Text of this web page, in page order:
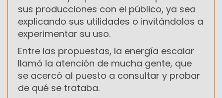
sus producciones con el público, ya sea
explicando sus utilidades o invitándolos a
experimentar su uso.
Entre las propuestas, la energía escalar
llamó la atención de mucha gente, que
se acercó al puesto a consultar y probar
de qué se trataba.